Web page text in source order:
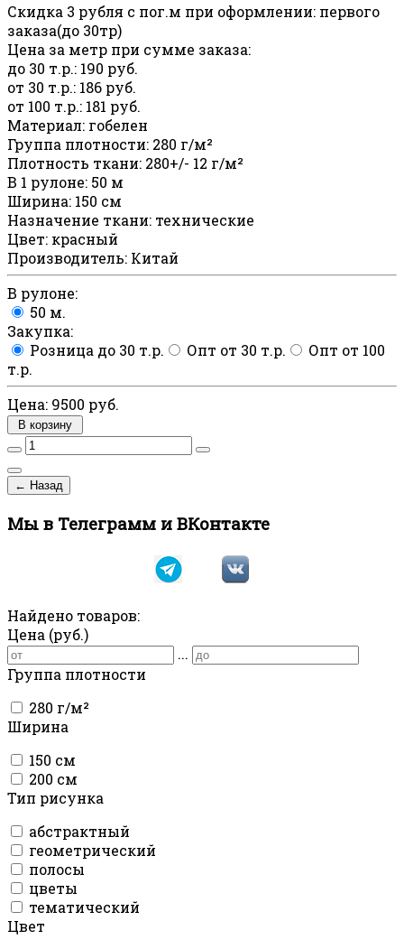
Скидка 3 рубля с пог.м при оформлении: первого
заказа(до 30тр)
Цена за метр при сумме заказа:
до 30 т.р.: 190 руб.
от 30 т.р.: 186 руб.
от 100 т.р.: 181 руб.
Материал: гобелен
Группа плотности: 280 г/м²
Плотность ткани: 280+/- 12 г/м²
В 1 рулоне: 50 м
Ширина: 150 см
Назначение ткани: технические
Цвет: красный
Производитель: Китай
В рулоне:
50 м.
Закупка:
Розница до 30 т.р.
Опт от 30 т.р.
Опт от 100
т.р.
Цена: 9500 руб.
В корзину
Мы в Телеграмм и ВКонтакте
Найдено товаров:
Цена (руб.)
...
Группа плотности
280 г/м²
Ширина
150 см
200 см
Тип рисунка
абстрактный
геометрический
полосы
цветы
тематический
Цвет